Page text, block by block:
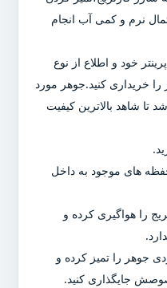
نرم و کمی آب انجام
خود و اطلاع از نوع
را خریداری کنید.جوهر مورد
تا شاهد بالاترین کیفیت
های موجود به داخل
را هواگیری کرده و
جوهر را تمیز کرده و
جایگذاری کنید.